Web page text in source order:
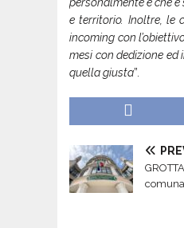
e territorio. Inoltre, le
incoming con
mesi con dedizione
quella giusta”.